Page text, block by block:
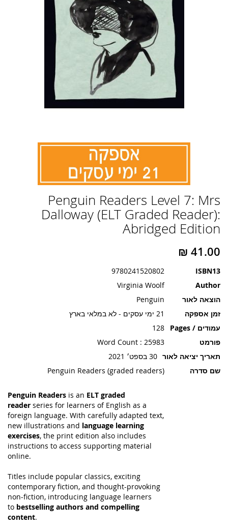
Penguin Readers Level 7: Mrs
Dalloway (ELT Graded Reader):
Abridged Edition
ISBN13
9780241520802
Author
Virginia Woolf
הוצאה לאור
Penguin
זמן אספקה
21 ימי עסקים - לא במלאי בארץ
עמודים / Pages
128
פורמט
Word Count : 25983
תאריך יציאה לאור 30 בספט׳ 2021
שם סדרה
Penguin Readers (graded readers)
Penguin Readers is an ELT graded
reader series for learners of English as a
foreign language. With carefully adapted text,
new illustrations and language learning
exercises, the print edition also includes
instructions to access supporting material
online.
Titles include popular classics, exciting
contemporary fiction, and thought-provoking
non-fiction, introducing language learners
to bestselling authors and compelling
content.
להתחלה
של
גלריית
תמונות